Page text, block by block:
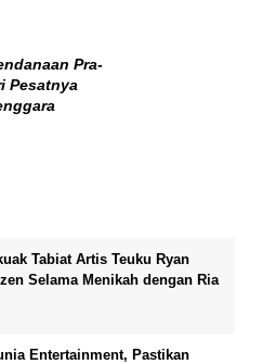
Pra-
Pesatnya
Tabiat Artis Teuku Ryan
Selama Menikah dengan Ria
Entertainment, Pastikan